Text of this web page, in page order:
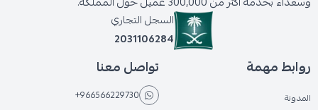
السجل التجاري
2031106284
روابط مهمة
المدونة
تواصل معنا
+966566229730